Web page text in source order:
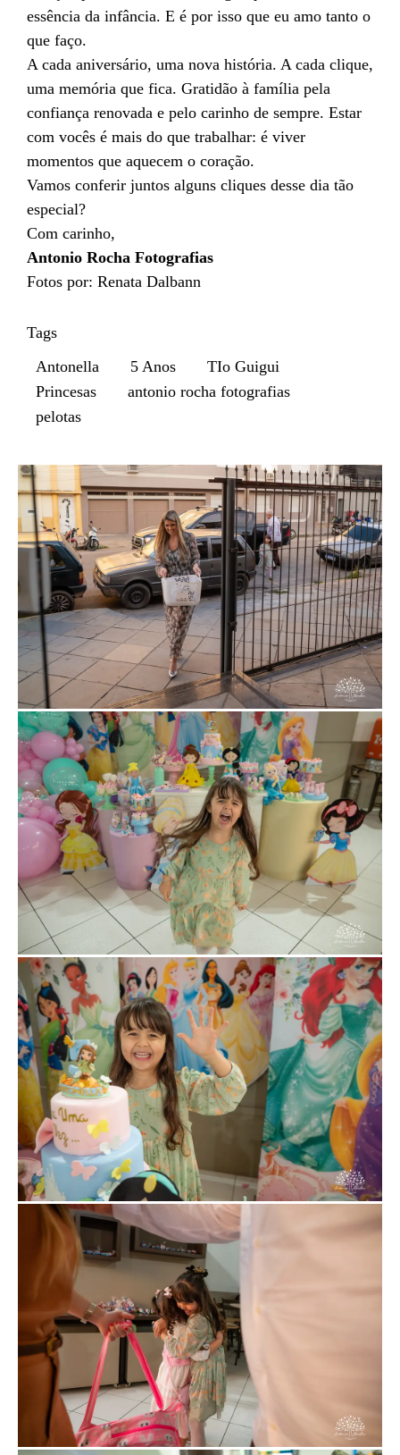
essência da infância. E é por isso que eu amo tanto o
que faço.
A cada aniversário, uma nova história. A cada clique,
uma memória que fica. Gratidão à família pela
confiança renovada e pelo carinho de sempre. Estar
com vocês é mais do que trabalhar: é viver
momentos que aquecem o coração.
Vamos conferir juntos alguns cliques desse dia tão
especial?
Com carinho,
Antonio Rocha Fotografias
Fotos por: Renata Dalbann
Tags
Antonella
5 Anos
TIo Guigui
Princesas
antonio rocha fotografias
pelotas